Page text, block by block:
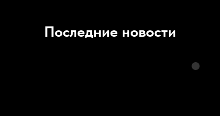
Последние новости